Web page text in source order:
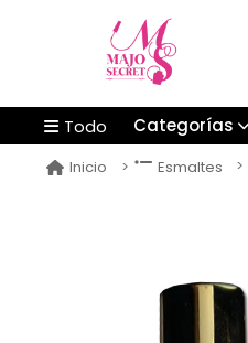
Todo Categorías
Inicio Esmaltes